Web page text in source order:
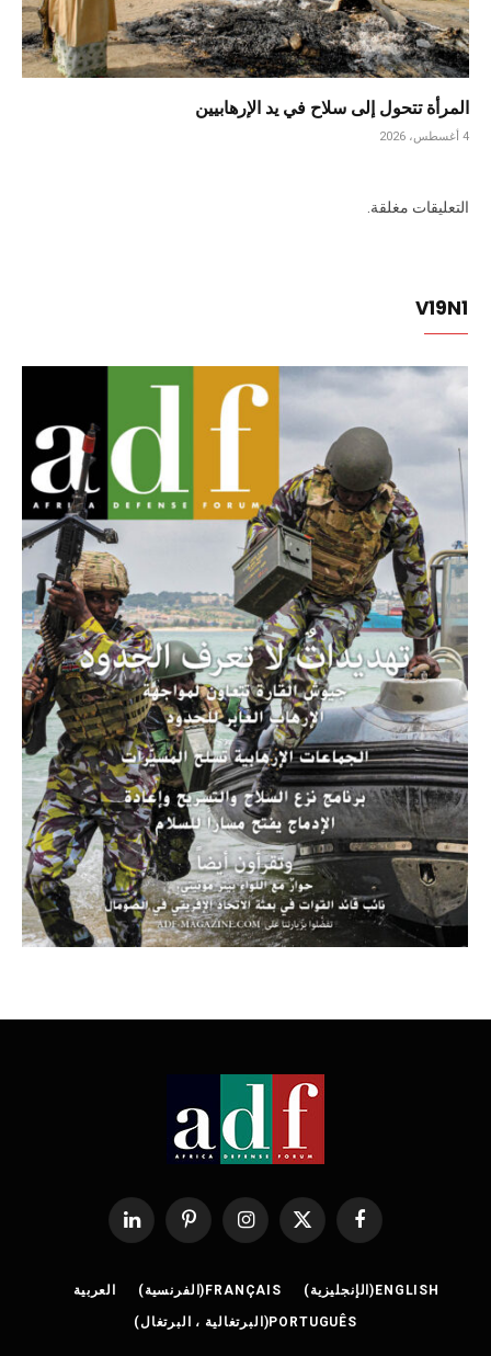
المرأة تتحول إلى سلاح في يد الإرهابيين
4 أغسطس، 2026
التعليقات مغلقة.
V19N1
فيسبوك
X
الانستغرامبينتيريستلينكدإن
ENGLISH
(الإنجليزية)
FRANÇAIS
(الفرنسية) العربية
PORTUGUÊS
(البرتغالية ، البرتغال)